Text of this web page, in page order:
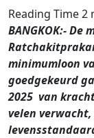
BANGKOK:-
minimumloon
goedgekeurd
2025 van
velen